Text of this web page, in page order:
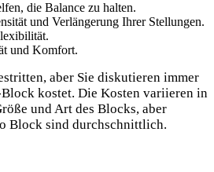
die Balance zu halten.
und Verlängerung Ihrer Stellungen.
und ⁤Komfort.
aber Sie diskutieren immer
kostet. Die Kosten variieren in
⁣und Art des Blocks, aber
Block sind ⁢durchschnittlich.